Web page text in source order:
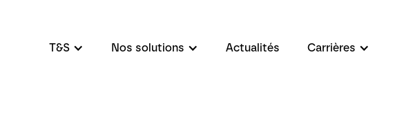
T&S Nos solutions Actualités Carrières